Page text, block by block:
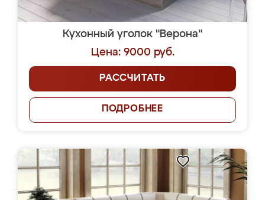
Кухонный уголок "Верона"
Цена: 9000 руб.
РАССЧИТАТЬ
ПОДРОБНЕЕ